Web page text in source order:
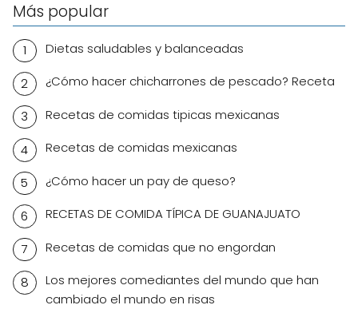
Más popular
Dietas saludables y balanceadas
¿Cómo hacer chicharrones de pescado? Receta
Recetas de comidas tipicas mexicanas
Recetas de comidas mexicanas
¿Cómo hacer un pay de queso?
RECETAS DE COMIDA TÍPICA DE GUANAJUATO
Recetas de comidas que no engordan
Los mejores comediantes del mundo que han
cambiado el mundo en risas